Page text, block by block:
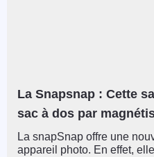
La Snapsnap : Cette
sac à dos par
La snapSnap offre une
appareil photo. En effet,